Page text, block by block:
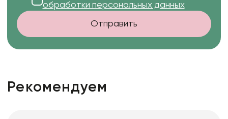
обработки персональных данных
Отправить
Рекомендуем